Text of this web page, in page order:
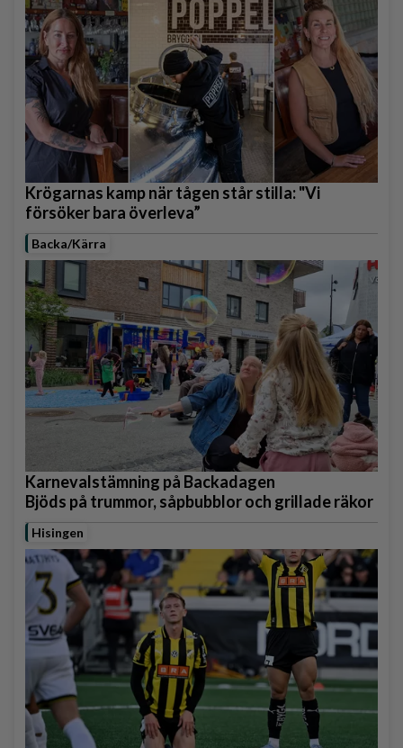
Krögarnas kamp när tågen står stilla: "Vi
försöker bara överleva”
Backa/Kärra
Karnevalstämning på Backadagen
Bjöds på trummor, såpbubblor och grillade räkor
Hisingen